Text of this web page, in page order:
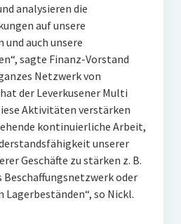
analysieren die
auf unsere
auch unsere
sagte Finanz-Vorstand
Netzwerk von
der Leverkusener Multi
Aktivitäten verstärken
kontinuierliche Arbeit,
unserer
Geschäfte zu stärken z. B.
oder
Lagerbeständen“, so Nickl.